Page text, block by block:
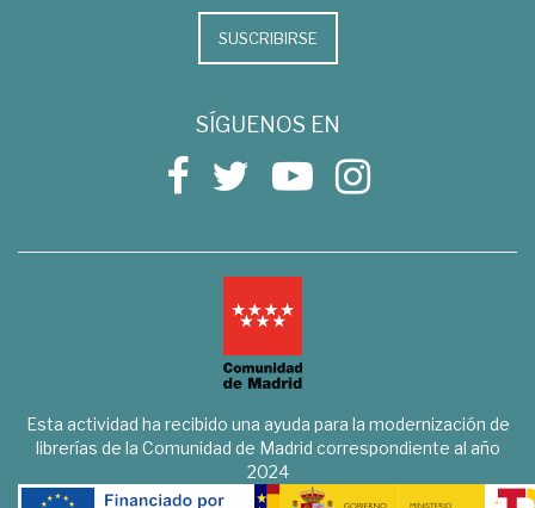
SUSCRIBIRSE
SÍGUENOS EN
Esta actividad ha recibido una ayuda para la modernización de
librerías de la Comunidad de Madrid correspondiente al año
2024